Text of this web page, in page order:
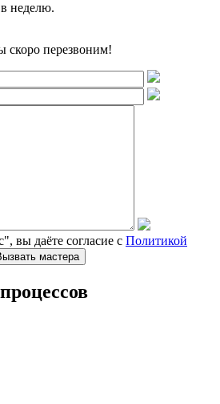
неделю.
скоро перезвоним!
вы даёте согласие с Политикой